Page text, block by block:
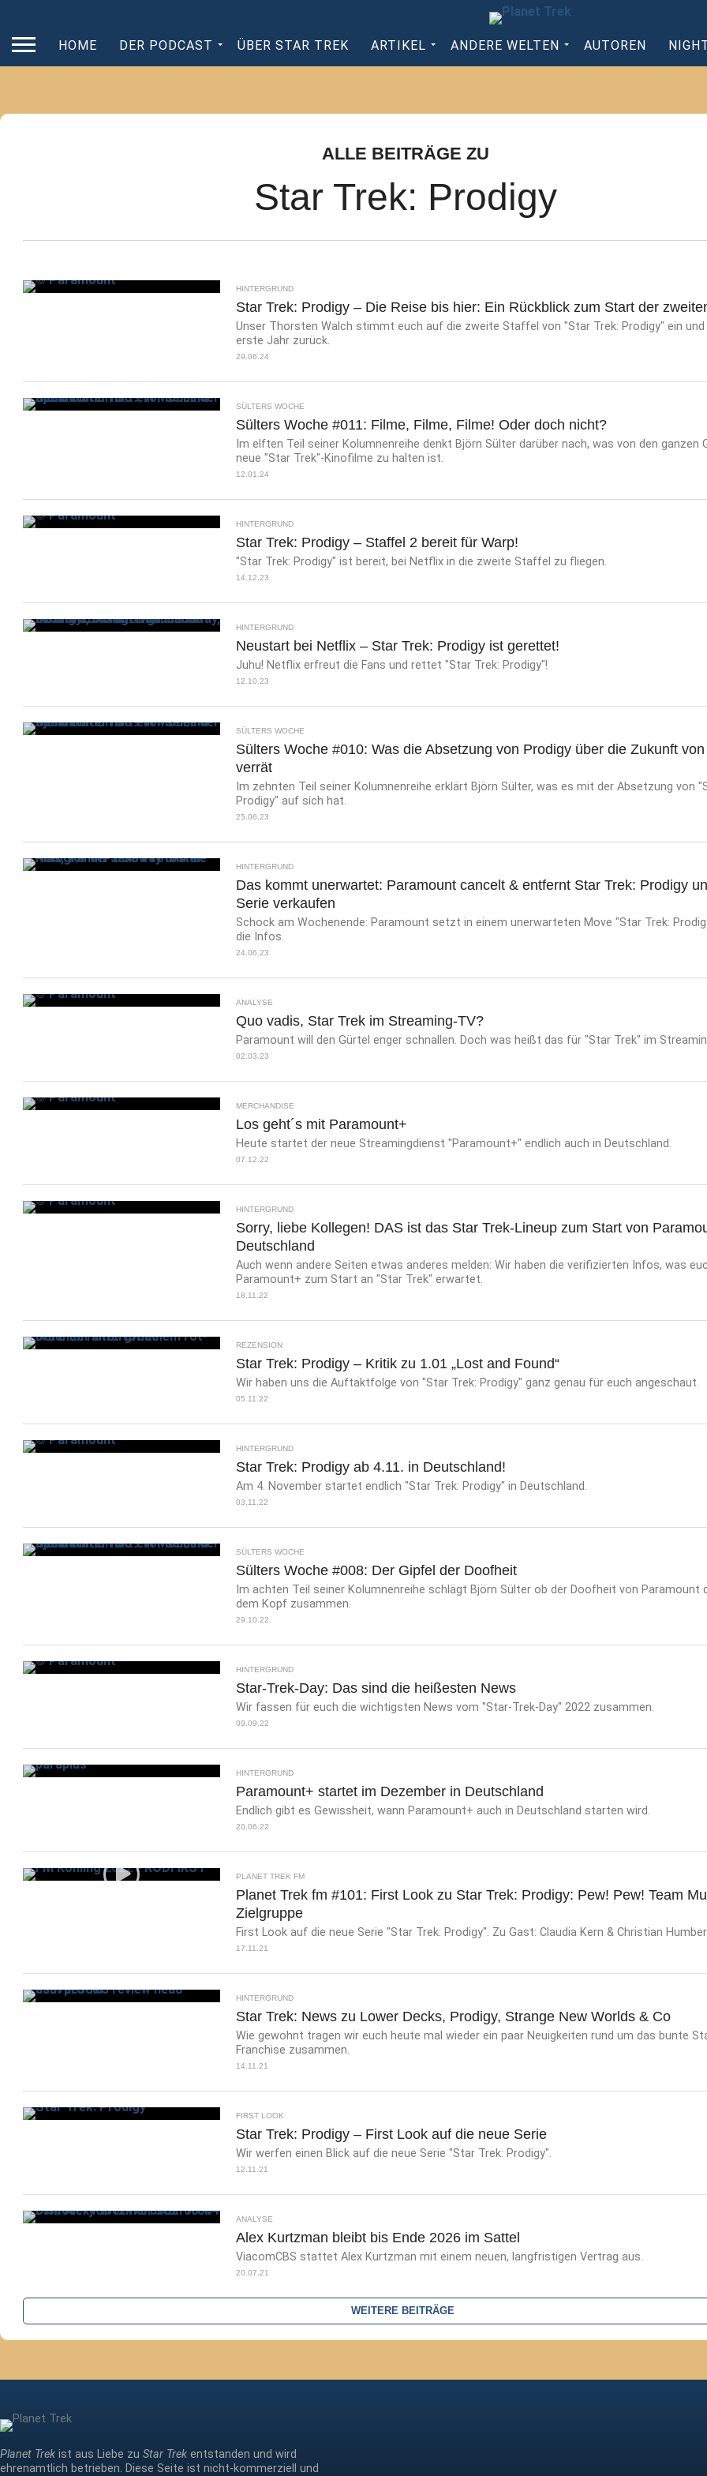
HOME DER PODCAST ÜBER STAR TREK ARTIKEL ANDERE WELTEN AUTOREN
ALLE BEITRÄGE ZU
Star Trek: Prodigy
HINTERGRUND
Star Trek: Prodigy – Die Reise bis hier: Ein Rückblick zum Start der
Unser Thorsten Walch stimmt euch auf die zweite Staffel von "Star Trek: Prodigy" ein
erste Jahr zurück.
29.06.24
SÜLTERS WOCHE
Sülters Woche #011: Filme, Filme, Filme! Oder doch nicht?
Im elften Teil seiner Kolumnenreihe denkt Björn Sülter darüber nach, was von den ganzen
neue "Star Trek"-Kinofilme zu halten ist.
12.01.24
HINTERGRUND
Star Trek: Prodigy – Staffel 2 bereit für Warp!
"Star Trek: Prodigy" ist bereit, bei Netflix in die zweite Staffel zu fliegen.
14.12.23
HINTERGRUND
Neustart bei Netflix – Star Trek: Prodigy ist gerettet!
Juhu! Netflix erfreut die Fans und rettet "Star Trek: Prodigy"!
12.10.23
SÜLTERS WOCHE
Sülters Woche #010: Was die Absetzung von Prodigy über die Zukunft
verrät
Im zehnten Teil seiner Kolumnenreihe erklärt Björn Sülter, was es mit der Absetzung von
Prodigy" auf sich hat.
25.06.23
HINTERGRUND
Das kommt unerwartet: Paramount cancelt & entfernt Star Trek: Prodigy
Serie verkaufen
Schock am Wochenende: Paramount setzt in einem unerwarteten Move "Star Trek:
die Infos.
24.06.23
ANALYSE
Quo vadis, Star Trek im Streaming-TV?
Paramount will den Gürtel enger schnallen. Doch was heißt das für "Star Trek" im
02.03.23
MERCHANDISE
Los geht´s mit Paramount+
Heute startet der neue Streamingdienst "Paramount+" endlich auch in Deutschland.
07.12.22
HINTERGRUND
Sorry, liebe Kollegen! DAS ist das Star Trek-Lineup zum Start von
Deutschland
Auch wenn andere Seiten etwas anderes melden: Wir haben die verifizierten Infos, was
Paramount+ zum Start an "Star Trek" erwartet.
18.11.22
REZENSION
Star Trek: Prodigy – Kritik zu 1.01 „Lost and Found“
Wir haben uns die Auftaktfolge von "Star Trek: Prodigy" ganz genau für euch angeschaut.
05.11.22
HINTERGRUND
Star Trek: Prodigy ab 4.11. in Deutschland!
Am 4. November startet endlich "Star Trek: Prodigy" in Deutschland.
03.11.22
SÜLTERS WOCHE
Sülters Woche #008: Der Gipfel der Doofheit
Im achten Teil seiner Kolumnenreihe schlägt Björn Sülter ob der Doofheit von Paramount
dem Kopf zusammen.
29.10.22
HINTERGRUND
Star-Trek-Day: Das sind die heißesten News
Wir fassen für euch die wichtigsten News vom "Star-Trek-Day" 2022 zusammen.
09.09.22
HINTERGRUND
Paramount+ startet im Dezember in Deutschland
Endlich gibt es Gewissheit, wann Paramount+ auch in Deutschland starten wird.
20.06.22
PLANET TREK FM
Planet Trek fm #101: First Look zu Star Trek: Prodigy: Pew! Pew! Team
Zielgruppe
First Look auf die neue Serie "Star Trek: Prodigy". Zu Gast: Claudia Kern & Christian
17.11.21
HINTERGRUND
Star Trek: News zu Lower Decks, Prodigy, Strange New Worlds & Co
Wie gewohnt tragen wir euch heute mal wieder ein paar Neuigkeiten rund um das bunte
Franchise zusammen.
14.11.21
FIRST LOOK
Star Trek: Prodigy – First Look auf die neue Serie
Wir werfen einen Blick auf die neue Serie "Star Trek: Prodigy".
12.11.21
ANALYSE
Alex Kurtzman bleibt bis Ende 2026 im Sattel
ViacomCBS stattet Alex Kurtzman mit einem neuen, langfristigen Vertrag aus.
20.07.21
WEITERE BEITRÄGE
Planet Trek ist aus Liebe zu Star Trek entstanden und wird
ehrenamtlich betrieben. Diese Seite ist nicht-kommerziell und